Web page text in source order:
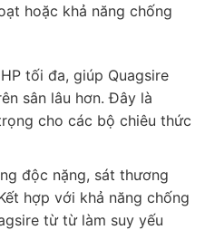
hoặc khả năng chống
tối đa, giúp Quagsire
sân lâu hơn. Đây là
cho các bộ chiêu thức
độc nặng, sát thương
hợp với khả năng chống
từ từ làm suy yếu